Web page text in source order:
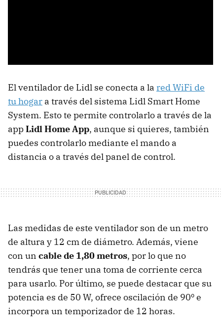
El ventilador de Lidl se conecta a la red WiFi de
tu hogar a través del sistema Lidl Smart Home
System. Esto te permite controlarlo a través de la
appLidl Home App, aunque si quieres, también
puedes controlarlo mediante el mando a
distancia o a través del panel de control.
Las medidas de este ventilador son de un metro
de altura y 12 cm de diámetro. Además, viene
con un cable de 1,80 metros, por lo que no
tendrás que tener una toma de corriente cerca
para usarlo. Por último, se puede destacar que su
potencia es de 50 W, ofrece oscilación de 90º e
incorpora un temporizador de 12 horas.